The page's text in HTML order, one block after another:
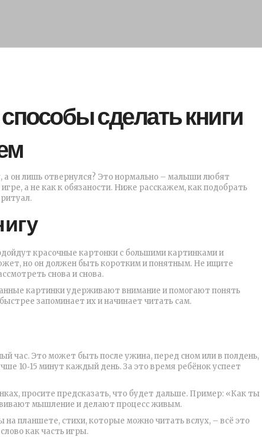
сделать книги
а он лишь отвернулся? Это нормально – малыши любят
а не как к обязаности. Ниже расскажем, как подобрать
красочные картонки с большими картинками и
но он должен быть коротким и понятным. Не ищите
снова и снова.
картинки удерживают внимание и помогают понять
запоминает их и начинает читать сам.
час. Это может быть после ужина, перед сном или в полдень,
10‑15 минут каждый день. За это время ребёнок успеет
просите предсказать, что будет дальше. Пример: «Как ты
мышление и делают процесс живым.
планшете, стихи, которые можно читать вслух, – всё это
как часть игры.